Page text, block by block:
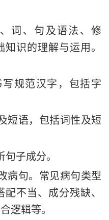
词、句及语法、修
识的理解与运用。
写规范汉字 ，包括字
短语，包括词性及短
子成分。
病句。常见病句类型
配不当、成分残缺、
逻辑等。